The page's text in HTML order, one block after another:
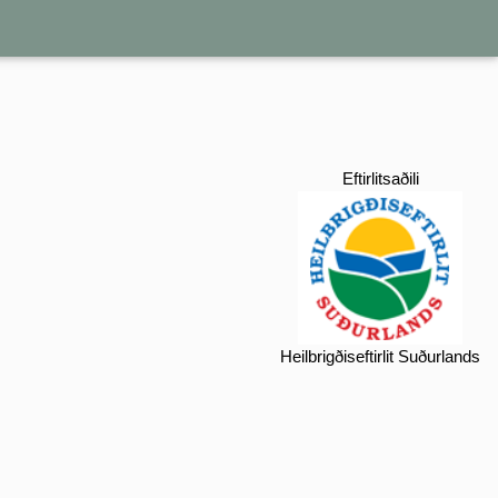
Eftirlitsaðili
Heilbrigðiseftirlit Suðurlands